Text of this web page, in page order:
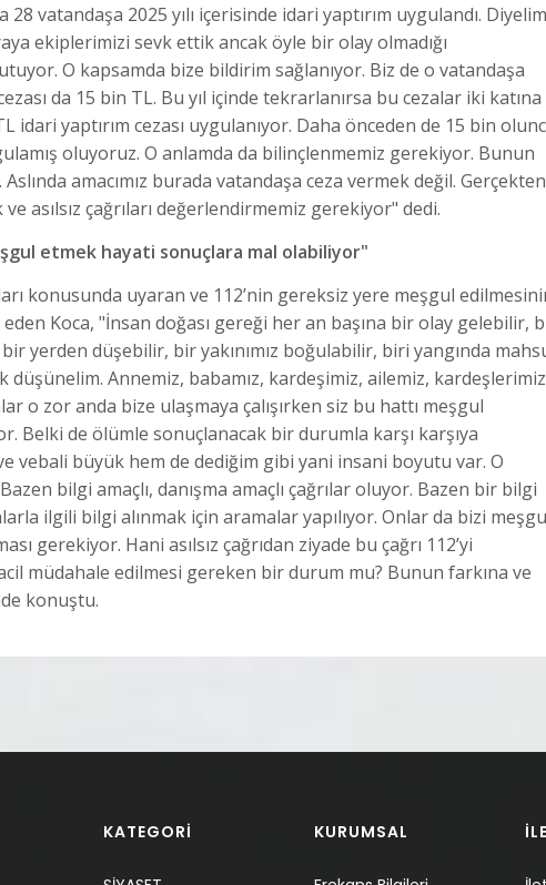
28 vatandaşa 2025 yılı içerisinde idari yaptırım uygulandı. Diyelim
ekiplerimizi sevk ettik ancak öyle bir olay olmadığı
O kapsamda bize bildirim sağlanıyor. Biz de o vatandaşa
da 15 bin TL. Bu yıl içinde tekrarlanırsa bu cezalar iki katına
idari yaptırım cezası uygulanıyor. Daha önceden de 15 bin
oluyoruz. O anlamda da bilinçlenmemiz gerekiyor. Bunun
amacımız burada vatandaşa ceza vermek değil. Gerçekten
asılsız çağrıları değerlendirmemiz gerekiyor" dedi.
etmek hayati sonuçlara mal olabiliyor"
konusunda uyaran ve 112’nin gereksiz yere meşgul
Koca, "İnsan doğası gereği her an başına bir olay gelebilir,
yerden düşebilir, bir yakınımız boğulabilir, biri yangında
düşünelim. Annemiz, babamız, kardeşimiz, ailemiz,
o zor anda bize ulaşmaya çalışırken siz bu hattı meşgul
Belki de ölümle sonuçlanacak bir durumla karşı karşıya
vebali büyük hem de dediğim gibi yani insani boyutu var. O
bilgi amaçlı, danışma amaçlı çağrılar oluyor. Bazen bir bilgi
ilgili bilgi alınmak için aramalar yapılıyor. Onlar da bizi
gerekiyor. Hani asılsız çağrıdan ziyade bu çağrı 112’yi
müdahale edilmesi gereken bir durum mu? Bunun farkına ve
konuştu.
KATEGORİ KURUMSAL